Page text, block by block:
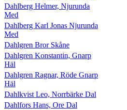
Dahlberg Helmer, Njurunda
Med
Dahlberg Karl Jonas Njurunda
Med
Dahlgren Bror Skåne
Dahlgren Konstantin, Gnarp
Häl
Dahlgren Ragnar, Röde Gnarp
Häl
Dahlkvist Leo, Norrbärke Dal
Dahlfors Hans, Ore Dal